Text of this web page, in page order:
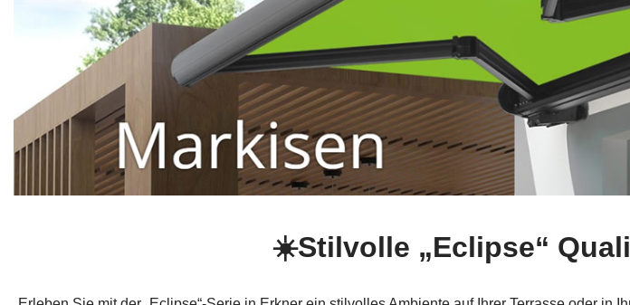
☀️Stilvolle „Eclipse“